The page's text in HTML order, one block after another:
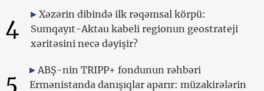
4
Xəzərin dibində ilk rəqəmsal körpü:
Sumqayıt-Aktau kabeli regionun geostrateji
xəritəsini necə dəyişir?
5
ABŞ-nin TRIPP+ fondunun rəhbəri
Ermənistanda danışıqlar aparır: müzakirələrin